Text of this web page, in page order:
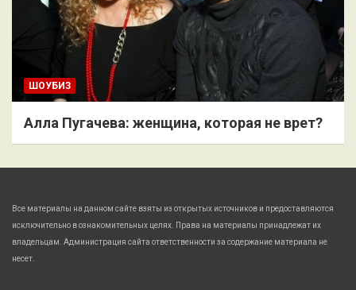
ШОУБИЗ
Алла Пугачева: женщина, которая не врет?
Все материалы на данном сайте взяты из открытых источников и предоставляются
исключительно в ознакомительных целях. Права на материалы принадлежат их
владельцам. Администрация сайта ответственности за содержание материала не
несет.